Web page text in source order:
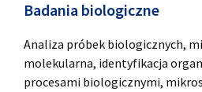
Badania biologiczne
Analiza próbek biologicznych,
molekularna, identyfikacja
procesami biologicznymi,